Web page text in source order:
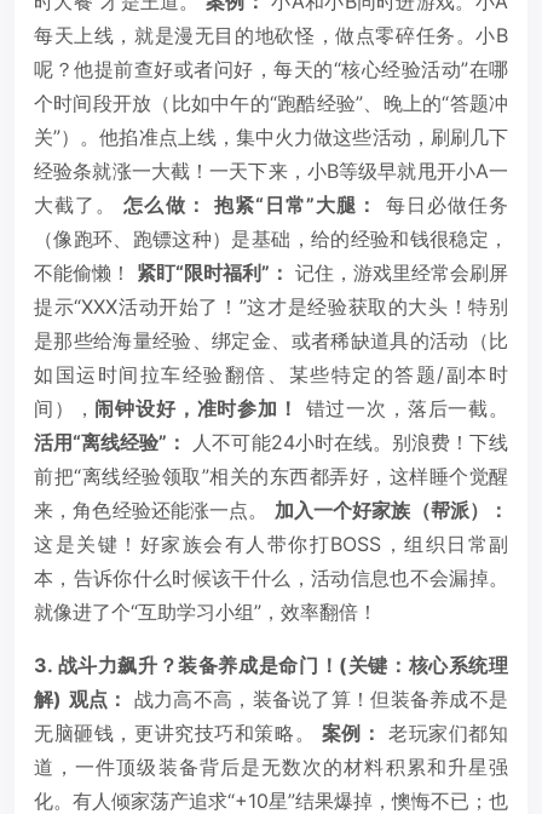
每天上线，就是漫无目的地砍怪，做点零碎任务。小B
呢？他提前查好或者问好，每天的“核心经验活动”在哪
个时间段开放（比如中午的“跑酷经验”、晚上的“答题冲
关”）。他掐准点上线，集中火力做这些活动，刷刷几下
经验条就涨一大截！一天下来，小B等级早就甩开小A一
大截了。怎么做： 抱紧“日常”大腿：
每日必做任务
（像跑环、跑镖这种）是基础，给的经验和钱很稳定，
不能偷懒！ 紧盯“限时福利”： 记住，游戏里经常会刷屏
提示“XXX活动开始了！”这才是经验获取的大头！特别
是那些给海量经验、绑定金、或者稀缺道具的活动（比
如国运时间拉车经验翻倍、某些特定的答题/副本时
间）， 闹钟设好，准时参加！
错过一次，落后一截。
活用“离线经验”：
人不可能24小时在线。别浪费！下线
前把“离线经验领取”相关的东西都弄好，这样睡个觉醒
来，角色经验还能涨一点。 加入一个好家族（帮派）：
这是关键！好家族会有人带你打BOSS，组织日常副
本，告诉你什么时候该干什么，活动信息也不会漏掉。
就像进了个“互助学习小组”，效率翻倍！
3. 战斗力飙升？装备养成是命门！(关键：核心系统理
解) 观点： 战力高不高，装备说了算！但装备养成不是
无脑砸钱，更讲究技巧和策略。 案例： 老玩家们都知
道，一件顶级装备背后是无数次的材料积累和升星强
化。有人倾家荡产追求“+10星”结果爆掉，懊悔不已；也